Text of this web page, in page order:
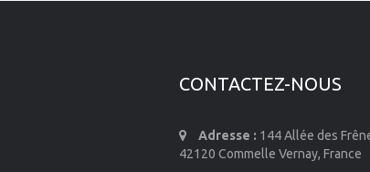
CONTACTEZ-NOUS
Adresse : 144 Allée des
42120 Commelle Vernay, France